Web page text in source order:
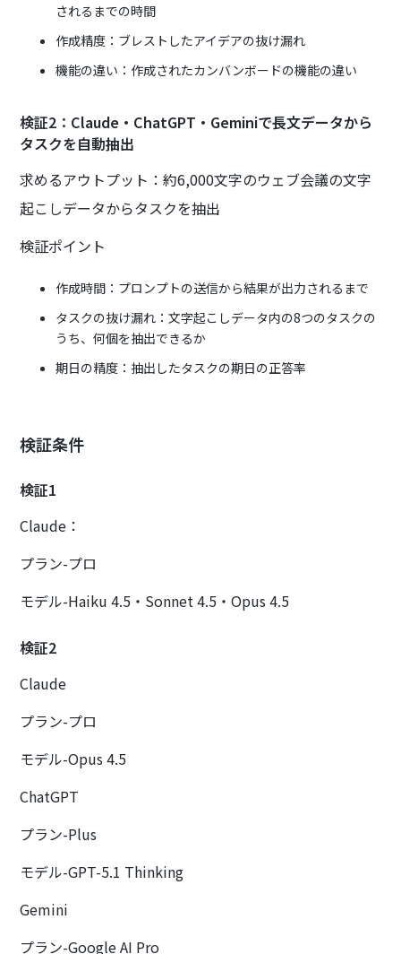
されるまでの時間
作成精度：ブレストしたアイデアの抜け漏れ
機能の違い：作成されたカンバンボードの機能の違い
検証2：Claude・ChatGPT・Geminiで長文データから
タスクを自動抽出
求めるアウトプット：約6,000文字のウェブ会議の文字
起こしデータからタスクを抽出
検証ポイント
作成時間：プロンプトの送信から結果が出力されるまで
タスクの抜け漏れ：文字起こしデータ内の8つのタスクの
うち、何個を抽出できるか
期日の精度：抽出したタスクの期日の正答率
検証条件
検証1
Claude：
プラン-プロ
モデル-Haiku 4.5・Sonnet 4.5・Opus 4.5
検証2
Claude
プラン-プロ
モデル-Opus 4.5
ChatGPT
プラン-Plus
モデル-GPT-5.1 Thinking
Gemini
プラン-Google AI Pro